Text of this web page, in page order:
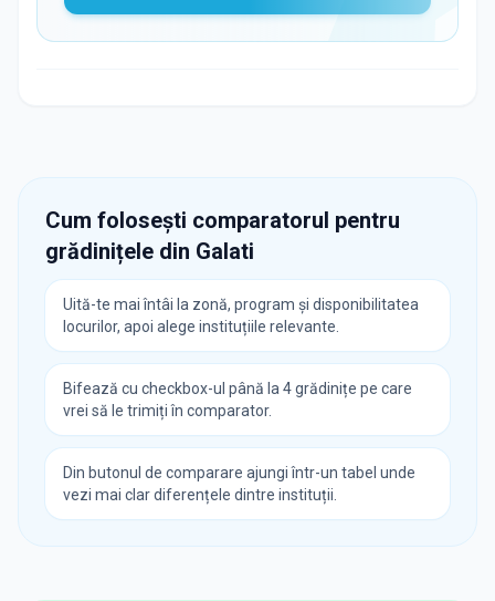
Cum folosești comparatorul pentru
grădinițele din Galati
Uită-te mai întâi la zonă, program și disponibilitatea
locurilor, apoi alege instituțiile relevante.
Bifează cu checkbox-ul până la 4 grădinițe pe care
vrei să le trimiți în comparator.
Din butonul de comparare ajungi într-un tabel unde
vezi mai clar diferențele dintre instituții.